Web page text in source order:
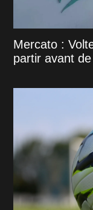
Mercato :
partir avant